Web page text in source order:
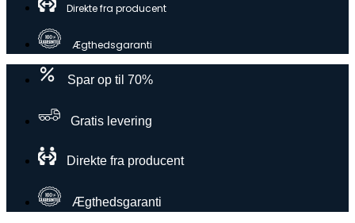
Direkte fra producent
Ægthedsgaranti
Spar op til 70%
Gratis levering
Direkte fra producent
Ægthedsgaranti